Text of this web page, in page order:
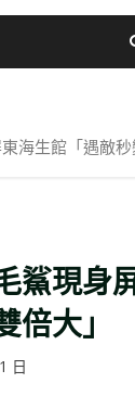
海生館「遇敵秒
鯊現身
倍大」
日